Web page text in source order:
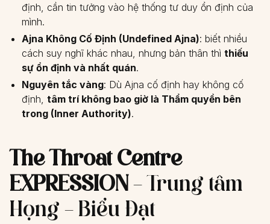
định, cần tin tưởng vào hệ thống tư duy ổn định của
mình.
Ajna Không Cố Định (Undefined Ajna): biết nhiều
cách suy nghĩ khác nhau, nhưng bản thân thì thiếu
sự ổn định và nhất quán.
Nguyên tắc vàng: Dù Ajna cố định hay không cố
định, tâm trí không bao giờ là Thẩm quyền bên
trong (Inner Authority).
The Throat Centre
EXPRESSION– Trung tâm
Họng – Biểu Đạt